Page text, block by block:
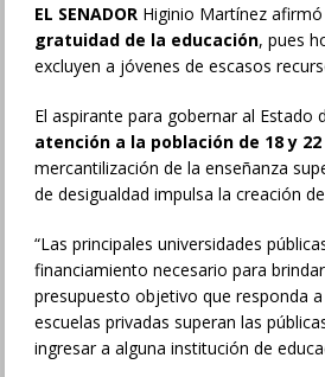
EL SENADOR Higinio Martínez
gratuidad de la educación, pues
excluyen a jóvenes de escasos
El aspirante para gobernar al Estado
atención a la población de 18 y
mercantilización de la enseñanza
de desigualdad impulsa la creación
“Las principales universidades
financiamiento necesario para
presupuesto objetivo que responda
escuelas privadas superan las
ingresar a alguna institución de